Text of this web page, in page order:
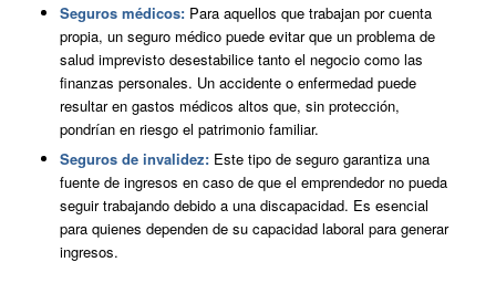
Seguros médicos:Para aquellos que trabajan por cuenta
propia, un seguro médico puede evitar que un problema de
salud imprevisto desestabilice tanto el negocio como las
finanzas personales. Un accidente o enfermedad puede
resultar en gastos médicos altos que, sin protección,
pondrían en riesgo el patrimonio familiar.
Seguros de invalidez:Este tipo de seguro garantiza una
fuente de ingresos en caso de que el emprendedor no pueda
seguir trabajando debido a una discapacidad. Es esencial
para quienes dependen de su capacidad laboral para generar
ingresos.